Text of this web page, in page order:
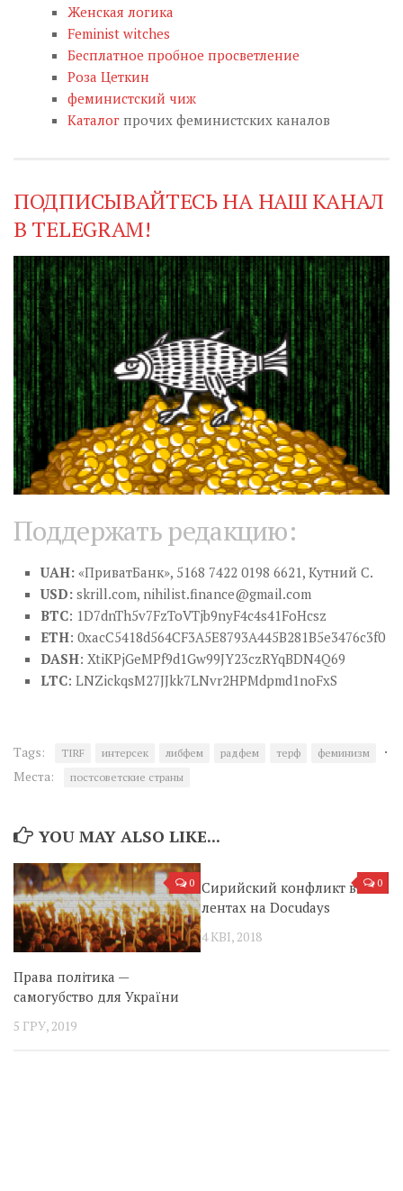
Женская логика
Feminist witches
Бесплатное пробное просветление
Роза Цеткин
феминистский чиж
Каталог прочих феминистских каналов
ПОДПИСЫВАЙТЕСЬ НА НАШ КАНАЛ
В TELEGRAM!
Поддержать редакцию:
UAH: «ПриватБанк», 5168 7422 0198 6621, Кутний С.
USD: skrill.com, nihilist.finance@gmail.com
BTC: 1D7dnTh5v7FzToVTjb9nyF4c4s41FoHcsz
ETH: 0xacC5418d564CF3A5E8793A445B281B5e3476c3f0
DASH: XtiKPjGeMPf9d1Gw99JY23czRYqBDN4Q69
LTC: LNZickqsM27JJkk7LNvr2HPMdpmd1noFxS
Tags: TIRF интерсек либфем радфем терф феминизм ·
Места: постсоветские страны
YOU MAY ALSO LIKE...
0
Права політика —
самогубство для України
5 ГРУ, 2019
0
Сирийский конфликт в
лентах на Docudays
4 КВІ, 2018